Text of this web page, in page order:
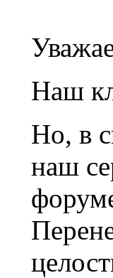
Наш
Но, в
наш